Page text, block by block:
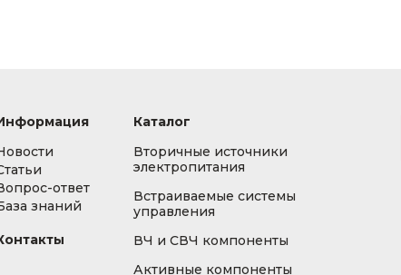
ответ
знаний
Каталог
Вторичные источники
электропитания
Встраиваемые системы
управления
ВЧ и СВЧ компоненты
Активные компоненты